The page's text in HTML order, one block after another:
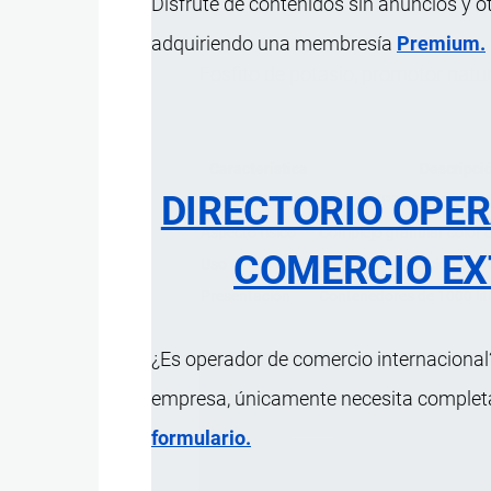
adquiriendo una membresía Premium.
DIRECTORIO
COMERCIO
¿Es operador de comercio
empresa, únicamente necesita
formulario.
Fosfito de potasio, promotor
Composición p/p Fósforo (P2O5): 30%;
Aspecto físico
Complejo granular color
Abono de aplicación vía